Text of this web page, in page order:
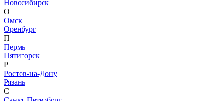
Новосибирск
О
Омск
Оренбург
П
Пермь
Пятигорск
Р
Ростов-на-Дону
Рязань
С